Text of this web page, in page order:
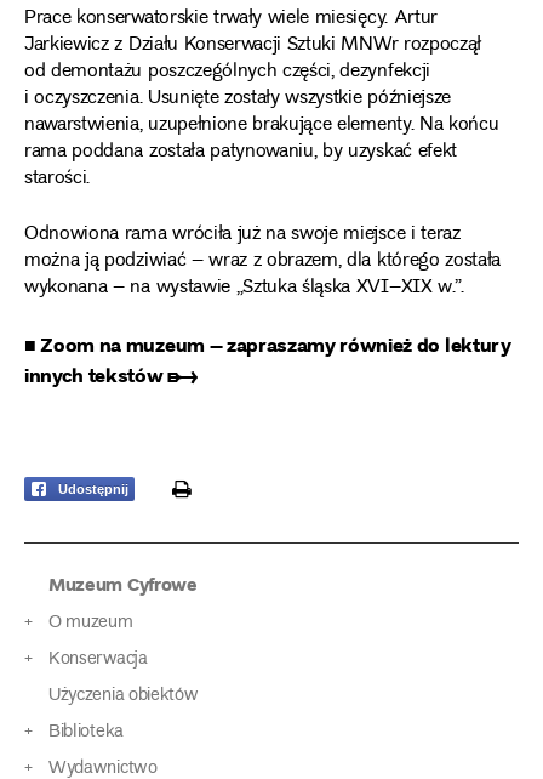
Prace konserwatorskie trwały wiele miesięcy. Artur
Jarkiewicz z Działu Konserwacji Sztuki MNWr rozpoczął
od demontażu poszczególnych części, dezynfekcji
i oczyszczenia. Usunięte zostały wszystkie późniejsze
nawarstwienia, uzupełnione brakujące elementy. Na końcu
rama poddana została patynowaniu, by uzyskać efekt
starości.
Odnowiona rama wróciła już na swoje miejsce i teraz
można ją podziwiać – wraz z obrazem, dla którego została
wykonana – na wystawie „Sztuka śląska XVI–XIX w.”.
■ Zoom na muzeum – zapraszamy również do lektury
innych tekstów ➸
Udostępnij print
Muzeum Cyfrowe
O muzeum
Konserwacja
Użyczenia obiektów
Biblioteka
Wydawnictwo